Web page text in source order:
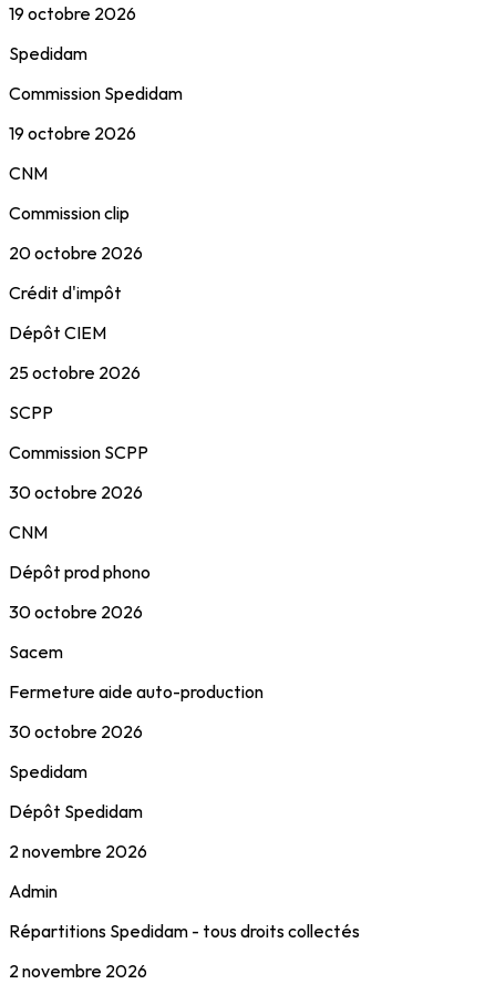
19 octobre 2026
Spedidam
Commission Spedidam
19 octobre 2026
CNM
Commission clip
20 octobre 2026
Crédit d'impôt
Dépôt CIEM
25 octobre 2026
SCPP
Commission SCPP
30 octobre 2026
CNM
Dépôt prod phono
30 octobre 2026
Sacem
Fermeture aide auto-production
30 octobre 2026
Spedidam
Dépôt Spedidam
2 novembre 2026
Admin
Répartitions Spedidam - tous droits collectés
2 novembre 2026